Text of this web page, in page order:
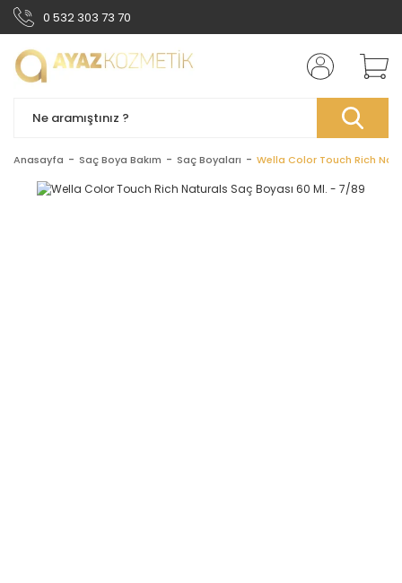
0 532 303 73 70
Anasayfa Saç Boya Bakım Saç Boyaları Wella Color Touch Rich